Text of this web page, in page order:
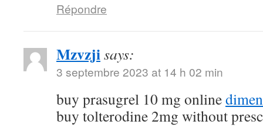
Répondre
Mzvzjisays:
3 septembre 2023 at 14 h 02 min
buy prasugrel 10 mg online
buy tolterodine 2mg without